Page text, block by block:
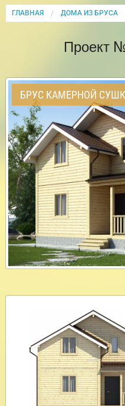
ГЛАВНАЯ ДОМА ИЗ БРУСА
Проект
БРУС КАМЕРНОЙ